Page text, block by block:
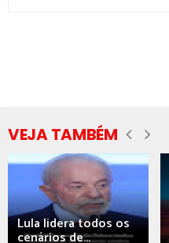
VEJA TAMBÉM
Lula lidera todos os
cenários de...